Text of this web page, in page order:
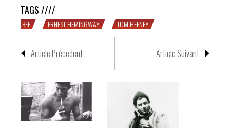
TAGS ////
BFF ERNEST HEMINGWAY TOM HEENEY
Article Précedent Article Suivant